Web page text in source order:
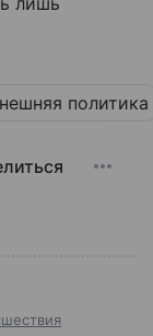
политика